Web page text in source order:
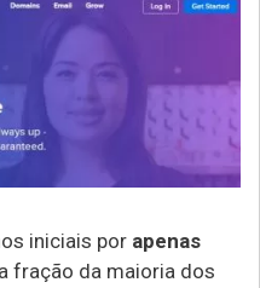
iniciais por apenas
fração da maioria dos